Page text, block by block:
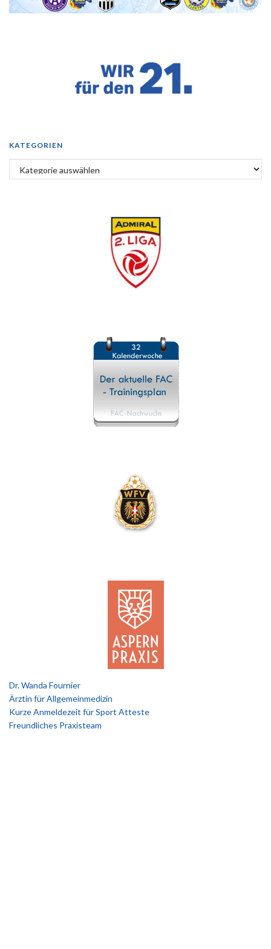
KATEGORIEN
Kategorien
Dr. Wanda Fournier
Ärztin für Allgemeinmedizin
Kurze Anmeldezeit für Sport Atteste
Freundliches Praxisteam